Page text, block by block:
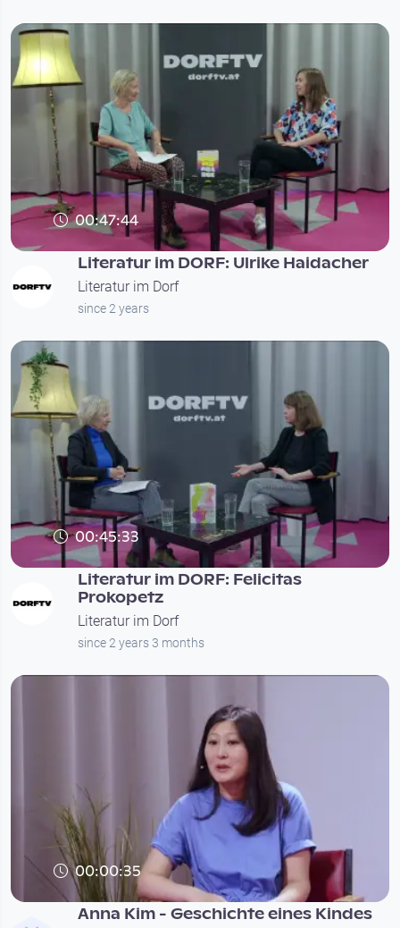
00:47:44
Literatur im DORF: Ulrike Haidacher
Literatur im Dorf
since 2 years
00:45:33
Literatur im DORF: Felicitas
Prokopetz
Literatur im Dorf
since 2 years 3 months
00:00:35
Anna Kim - Geschichte eines Kindes